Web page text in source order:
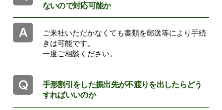
ないので対応可能か
ご来社いただかなくても書類を郵送等により手続
きは可能です。
一度ご相談ください。
手形割引をした振出先が不渡りを出したらどう
すればいいのか